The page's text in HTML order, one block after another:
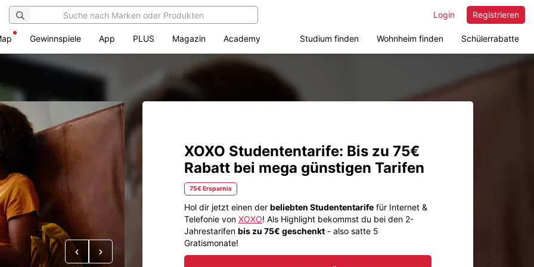
Registrieren
Login
Gewinnspiele App PLUS Magazin Academy Studium finden Wohnheim finden Schülerrabatte
Vorheriges
XOXO Studententarife: Bis zu 75€
Rabatt bei mega günstigen Tarifen
75€ Ersparnis
Hol dir jetzt einen der beliebten Studententarife für Internet &
Telefonie von XOXO! Als Highlight bekommst du bei den 2-
Jahrestarifen bis zu 75€ geschenkt - also satte 5
Gratismonate!